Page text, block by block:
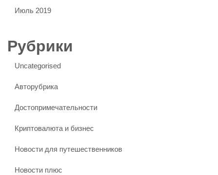
Июль 2019
Рубрики
Uncategorised
Авторубрика
Достопримечательности
Криптовалюта и бизнес
Новости для путешественников
Новости плюс